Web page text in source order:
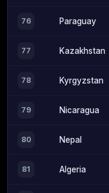
76 Paraguay
77 Kazakhstan
78 Kyrgyzstan
79 Nicaragua
80 Nepal
81 Algeria